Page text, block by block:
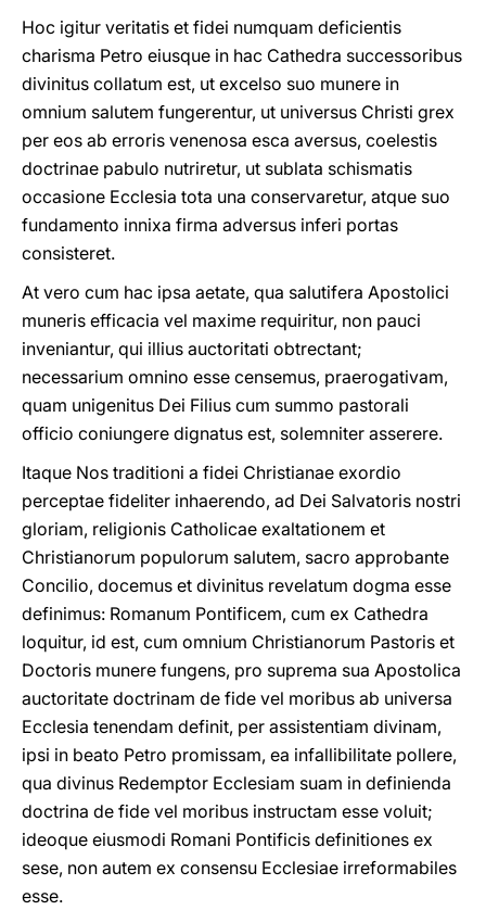
Hoc igitur veritatis et fidei numquam deficientis
charisma Petro eiusque in hac Cathedra successoribus
divinitus collatum est, ut excelso suo munere in
omnium salutem fungerentur, ut universus Christi grex
per eos ab erroris venenosa esca aversus, coelestis
doctrinae pabulo nutriretur, ut sublata schismatis
occasione Ecclesia tota una conservaretur, atque suo
fundamento innixa firma adversus inferi portas
consisteret.
At vero cum hac ipsa aetate, qua salutifera Apostolici
muneris efficacia vel maxime requiritur, non pauci
inveniantur, qui illius auctoritati obtrectant;
necessarium omnino esse censemus, praerogativam,
quam unigenitus Dei Filius cum summo pastorali
officio coniungere dignatus est, solemniter asserere.
Itaque Nos traditioni a fidei Christianae exordio
perceptae fideliter inhaerendo, ad Dei Salvatoris nostri
gloriam, religionis Catholicae exaltationem et
Christianorum populorum salutem, sacro approbante
Concilio, docemus et divinitus revelatum dogma esse
definimus: Romanum Pontificem, cum ex Cathedra
loquitur, id est, cum omnium Christianorum Pastoris et
Doctoris munere fungens, pro suprema sua Apostolica
auctoritate doctrinam de fide vel moribus ab universa
Ecclesia tenendam definit, per assistentiam divinam,
ipsi in beato Petro promissam, ea infallibilitate pollere,
qua divinus Redemptor Ecclesiam suam in definienda
doctrina de fide vel moribus instructam esse voluit;
ideoque eiusmodi Romani Pontificis definitiones ex
sese, non autem ex consensu Ecclesiae irreformabiles
esse.